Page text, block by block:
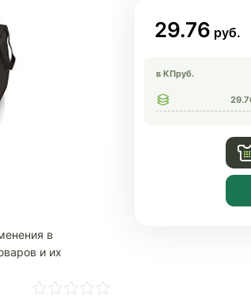
в
и их
29.76
в КПруб.